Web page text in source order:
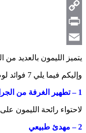
Telegram
Copy
Link
Print
يتميز الليمون بالعديد
وإليكم فيما يلي 7 فوائد لوضع شرائح ثمرتين من الليمون إلى جوار فراشك ليلاً، حسب ما جاء في موقع “بولد سكاي” المعني بالصحة، وهي كالآتي:
1 – تطهير الغرفة من
لاحتواء رائحة الليمون
2 – مهدئ طبيعي